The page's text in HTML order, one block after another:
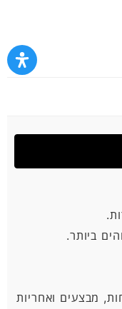
ביותר.
מבצעים ואחריות